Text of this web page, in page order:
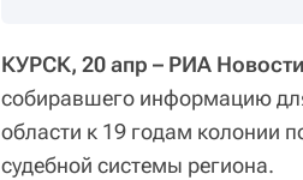
КУРСК, 20 апр – РИА
собиравшего информацию
области к 19 годам колонии
судебной системы региона.